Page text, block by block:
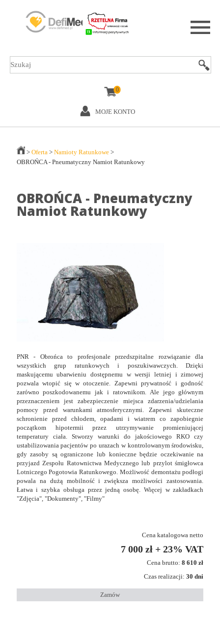
0
MOJE KONTO
> Oferta> Namioty Ratunkowe>
OBROŃCA - Pneumatyczny Namiot Ratunkowy
OBROŃCA - Pneumatyczny
Namiot Ratunkowy
PNR - Obrońca to profesjonale przedszpitalne rozwiązanie dla
wszystkich grup ratunkowych i poszukiwawczych. Dzięki
maskującemu ubarwieniu dostępnemu w wersji letniej i zimowej
pozwala wtopić się w otoczenie. Zapewni prywatność i godność
zarówno poszkodowanemu jak i ratownikom. Ale jego głównym
przeznaczeniem jest zabezpieczenie miejsca zdarzenia/udzielania
pomocy przed warunkami atmosferycznymi. Zapewni skuteczne
schronienie przed chłodem, opadami i wiatrem co zapobiegnie
początkom hipotermii przez utrzymywanie promieniującej
temperatury ciała. Stworzy warunki do jakościowego RKO czy
ustabilizowania pacjentów po urazach w kontrolowanym środowisku,
gdy zasoby są ograniczone lub konieczne będzie oczekiwanie na
przyjazd Zespołu Ratownictwa Medycznego lub przylot śmigłowca
Lotniczego Pogotowia Ratunkowego. Możliwość demontażu podłogi
powala na dużą mobilność i zwiększa możliwości zastosowania.
Łatwa i szybka obsługa przez jedną osobę. Więcej w zakładkach
"Zdjęcia", "Dokumenty", "Filmy"
Cena katalogowa netto
7 000 zł + 23% VAT
Cena brutto:8 610 zł
Czas realizacji:30 dni
Zamów